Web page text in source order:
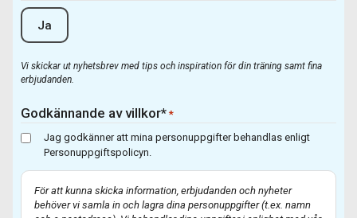
Ja
Vi skickar ut nyhetsbrev med tips och inspiration för din träning samt fina
erbjudanden.
Godkännande av villkor* *
Jag godkänner att mina personuppgifter behandlas enligt
Personuppgiftspolicyn.
För att kunna skicka information, erbjudanden och nyheter
behöver vi samla in och lagra dina personuppgifter (t.ex. namn